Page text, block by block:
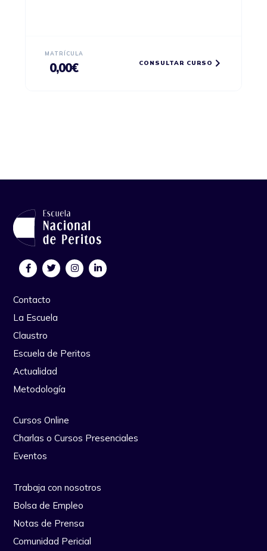
MATRÍCULA
0,00€ CONSULTAR CURSO
Contacto
La Escuela
Claustro
Escuela de Peritos
Actualidad
Metodología
Cursos Online
Charlas o Cursos Presenciales
Eventos
Trabaja con nosotros
Bolsa de Empleo
Notas de Prensa
Comunidad Pericial